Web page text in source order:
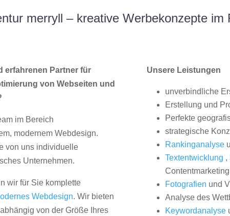
merryll – kreative Werbekonzepte im
erfahrenen Partner für
von Webseiten und
im Bereich
modernem Webdesign.
von uns individuelle
Unternehmen.
wir für Sie komplette
Webdesign. Wir bieten
von der Größe Ihres
Unsere Leistungen
unverbindliche
Erstellung und
Perfekte
strategische
Rankinganalyse
Textentwicklung ,
Contentmarketing
Fotografien und
Analyse des
Keywordanalyse